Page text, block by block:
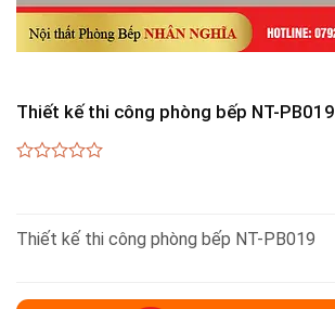
Thiết kế thi công phòng bếp NT-PB019
5
Thiết kế thi công phòng bếp NT-PB019